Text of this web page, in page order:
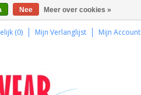
(0) Mijn Verlanglijst Mijn Account
Nee Meer over cookies »